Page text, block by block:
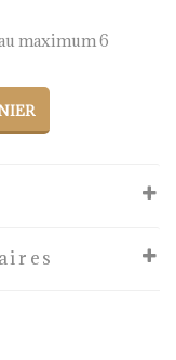
maximum 6